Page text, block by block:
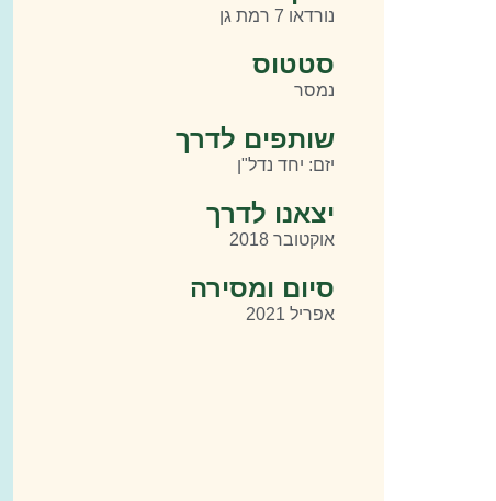
נורדאו 7 רמת גן
סטטוס
נמסר
שותפים לדרך
יזם: יחד נדל"ן
יצאנו לדרך
אוקטובר 2018
סיום ומסירה
אפריל 2021